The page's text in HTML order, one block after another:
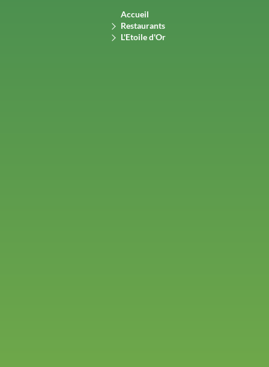
Accueil
Restaurants
L'Etoile d'Or